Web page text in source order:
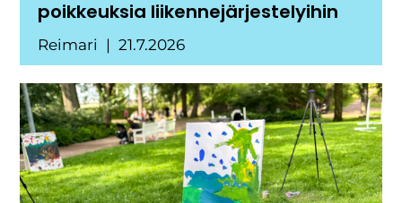
poikkeuksia liikennejärjestelyihin
Reimari 21.7.2026